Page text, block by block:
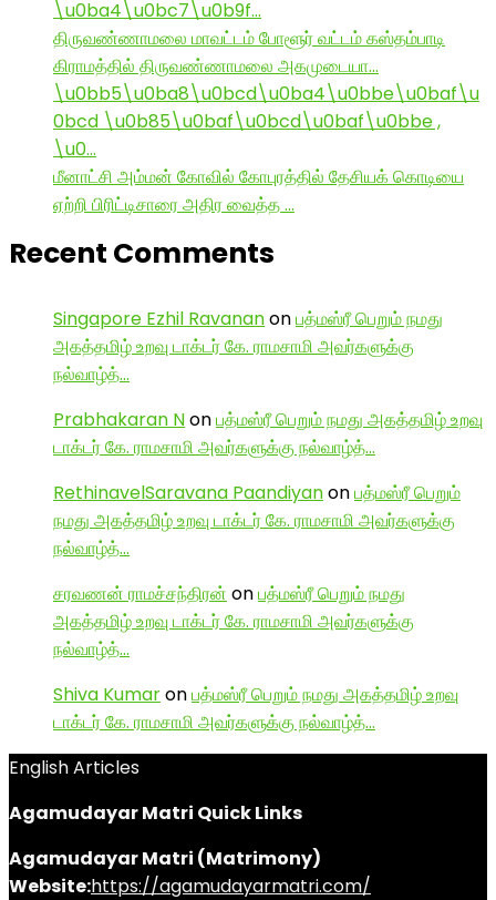
\u0ba4\u0bc7\u0b9f…
திருவண்ணாமலை மாவட்டம் போளூர் வட்டம் கஸ்தம்பாடி
கிராமத்தில் திருவண்ணாமலை அகமுடையா…
\u0bb5\u0ba8\u0bcd\u0ba4\u0bbe\u0baf\u
0bcd \u0b85\u0baf\u0bcd\u0baf\u0bbe ,
\u0…
மீனாட்சி அம்மன் கோவில் கோபுரத்தில் தேசியக் கொடியை
ஏற்றி பிரிட்டிசாரை அதிர வைத்த …
Recent Comments
Singapore Ezhil Ravananonபத்மஸ்ரீ பெறும் நமது
அகத்தமிழ் உறவு டாக்டர் கே. ராமசாமி அவர்களுக்கு
நல்வாழ்த்…
Prabhakaran Nonபத்மஸ்ரீ பெறும் நமது அகத்தமிழ் உறவு
டாக்டர் கே. ராமசாமி அவர்களுக்கு நல்வாழ்த்…
RethinavelSaravana Paandiyanonபத்மஸ்ரீ பெறும்
நமது அகத்தமிழ் உறவு டாக்டர் கே. ராமசாமி அவர்களுக்கு
நல்வாழ்த்…
சரவணன் ராமச்சந்திரன் onபத்மஸ்ரீ பெறும் நமது
அகத்தமிழ் உறவு டாக்டர் கே. ராமசாமி அவர்களுக்கு
நல்வாழ்த்…
Shiva Kumaronபத்மஸ்ரீ பெறும் நமது அகத்தமிழ் உறவு
டாக்டர் கே. ராமசாமி அவர்களுக்கு நல்வாழ்த்…
English Articles
Agamudayar Matri Quick Links
Agamudayar Matri (Matrimony)
Website:https://agamudayarmatri.com/